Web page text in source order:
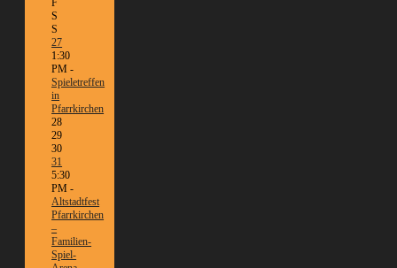
F
S
S
27
1:30
PM -
Spieletreffen
in
Pfarrkirchen
28
29
30
31
5:30
PM -
Altstadtfest
Pfarrkirchen
–
Familien-
Spiel-